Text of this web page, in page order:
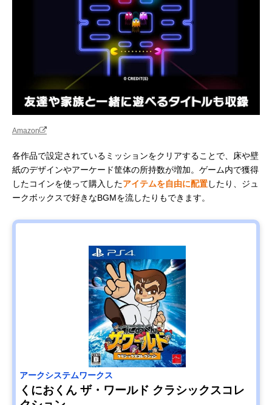
Amazon
各作品で設定されているミッションをクリアすることで、床や壁
紙のデザインやアーケード筐体の所持数が増加。ゲーム内で獲得
したコインを使って購入したアイテムを自由に配置したり、ジュ
ークボックスで好きなBGMを流したりもできます。
アークシステムワークス
くにおくん ザ・ワールド クラシックスコレ